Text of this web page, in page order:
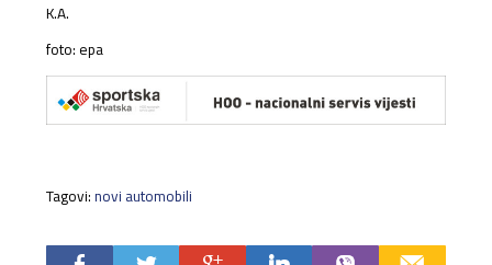
K.A.
foto: epa
Tagovi:novi automobili